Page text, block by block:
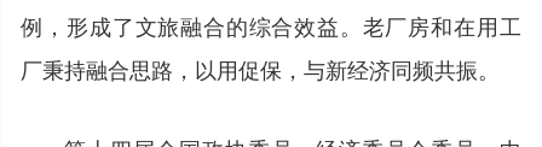
例，形成了文旅融合的综合效益。老厂房和在用工
厂秉持融合思路，以用促保，与新经济同频共振。